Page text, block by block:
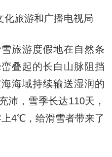
化旅游和广播电视局
游度假地在自然条
叠起的长白山脉阻挡
海域持续输送湿润的
沛，雪季长达110天，
4℃，给滑雪者带来了